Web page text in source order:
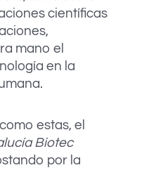
científicas
mano el
en la
estas, el
Biotec
por la